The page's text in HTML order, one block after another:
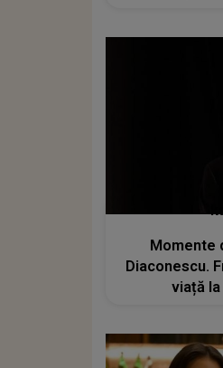
Momente
Diaconescu.
viață